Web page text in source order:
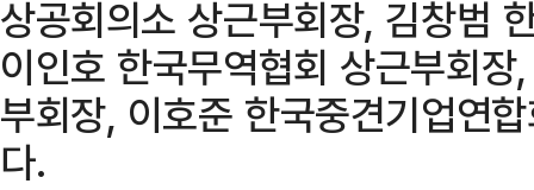
상공회의소 상근부회장, 김창범
이인호 한국무역협회 상근부회
부회장, 이호준 한국중견기업연
다.